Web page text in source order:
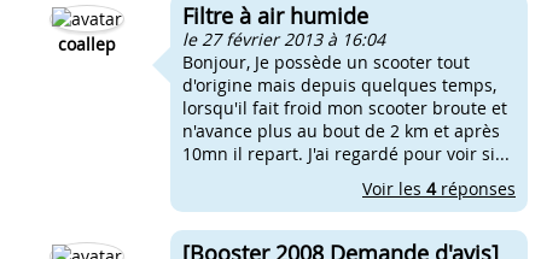
coallep
Filtre à air humide
le 27 février 2013 à 16:04
Bonjour, Je possède un scooter tout
d'origine mais depuis quelques temps,
lorsqu'il fait froid mon scooter broute et
n'avance plus au bout de 2 km et après
10mn il repart. J'ai regardé pour voir si...
Voir les 4réponses
[Booster 2008 Demande d'avis]